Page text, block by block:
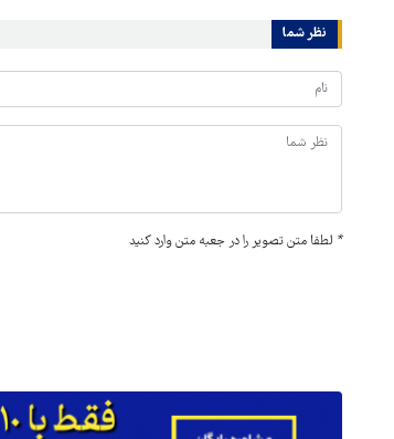
نظر شما
* لطفا متن تصویر را در جعبه متن وارد کنید